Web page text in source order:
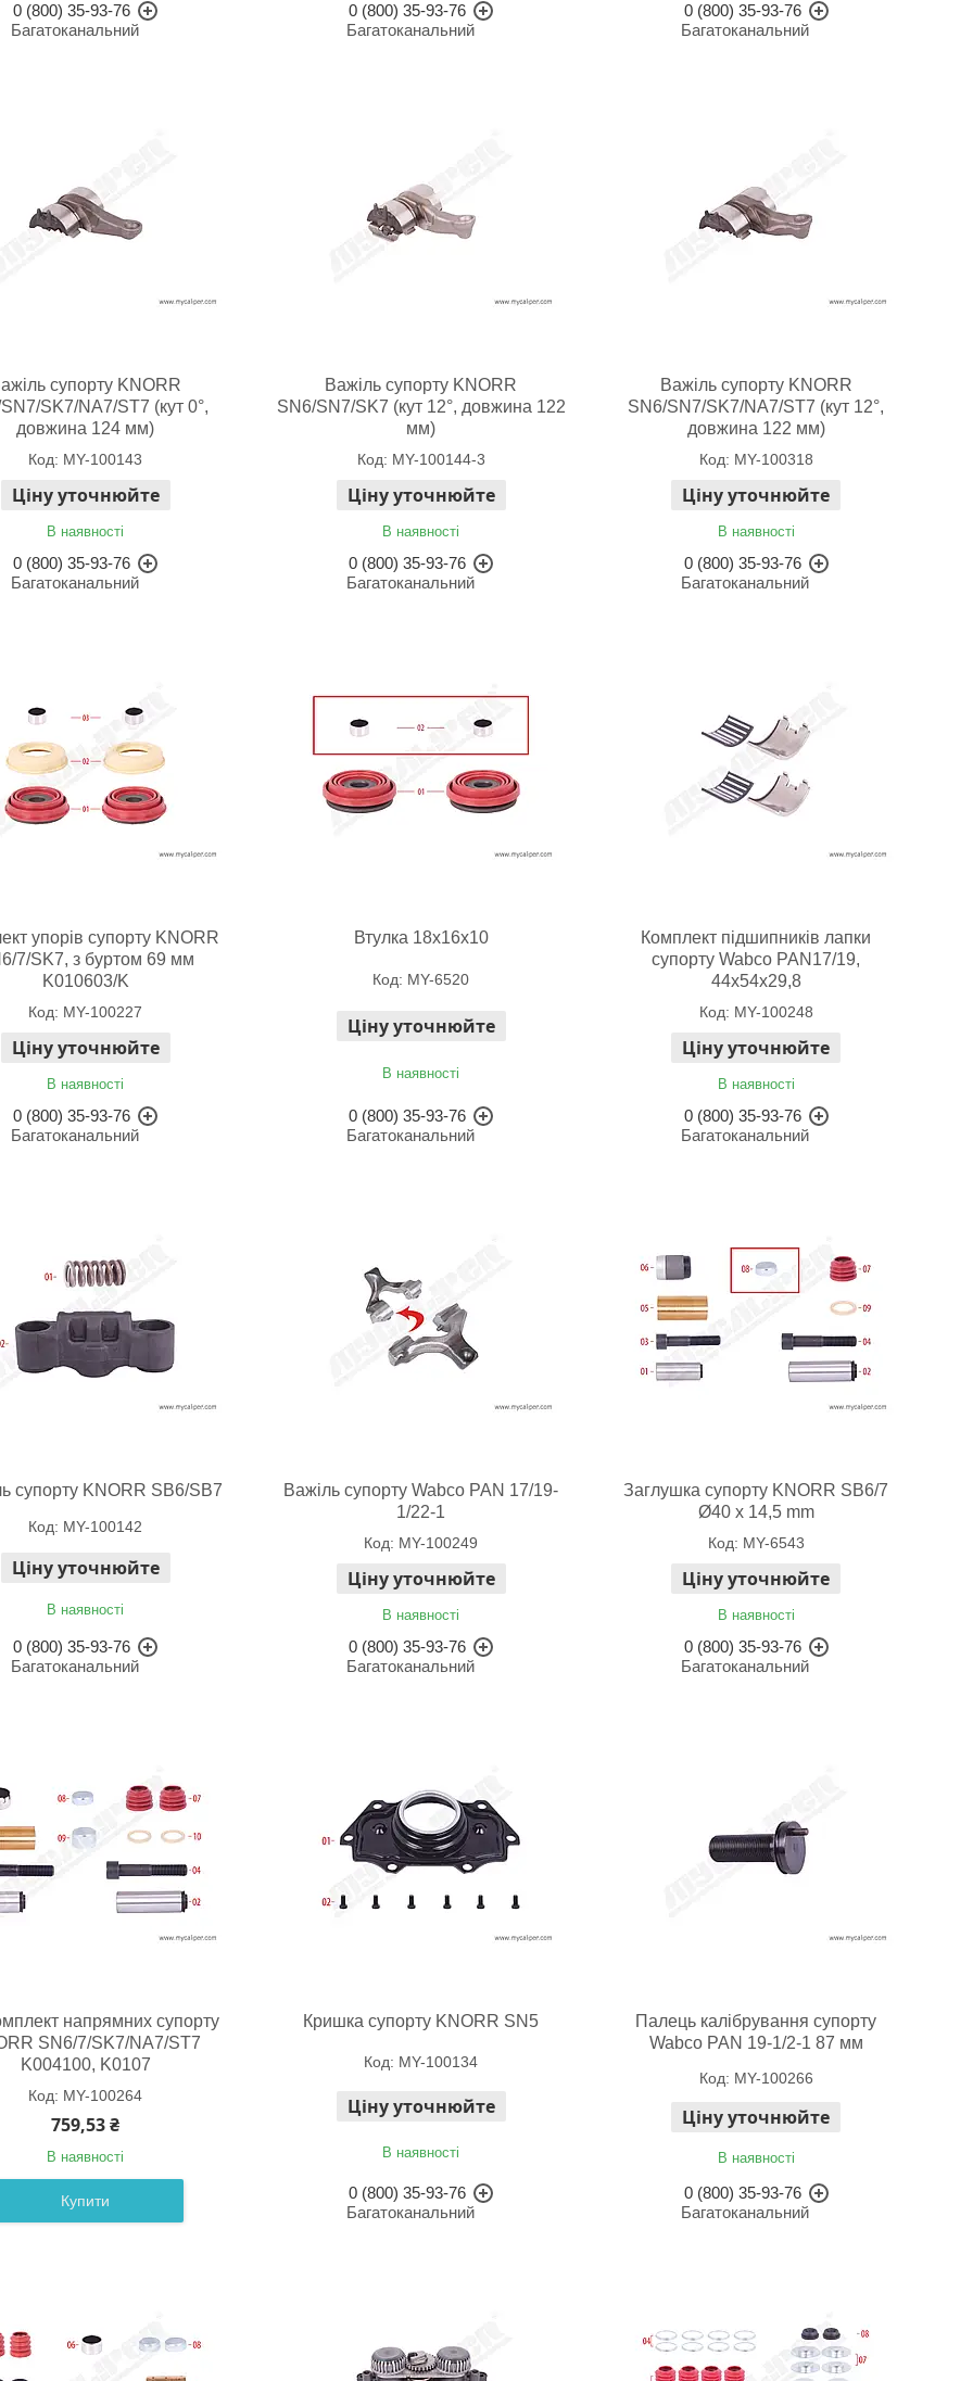
0 (800) 35-93-76
Багатоканальний
0 (800) 35-93-76
Багатоканальний
0 (800) 35-93-76
Багатоканальний
супорту KNORR
SK7/NA7/ST7 (кут 0°,
довжина 124 мм)
MY-100143
Ціну уточнюйте
В наявності
0 (800) 35-93-76
Багатоканальний
Важіль супорту KNORR
SN6/SN7/SK7 (кут 12°, довжина 122
мм)
MY-100144-3
Ціну уточнюйте
В наявності
0 (800) 35-93-76
Багатоканальний
Важіль супорту KNORR
SN6/SN7/SK7/NA7/ST7 (кут 12°,
довжина 122 мм)
MY-100318
Ціну уточнюйте
В наявності
0 (800) 35-93-76
Багатоканальний
упорів супорту KNORR
7/SK7, з буртом 69 мм
K010603/K
MY-100227
Ціну уточнюйте
В наявності
0 (800) 35-93-76
Багатоканальний
Втулка 18х16х10
MY-6520
Ціну уточнюйте
В наявності
0 (800) 35-93-76
Багатоканальний
Комплект підшипників лапки
супорту Wabco PAN17/19,
44x54x29,8
MY-100248
Ціну уточнюйте
В наявності
0 (800) 35-93-76
Багатоканальний
супорту KNORR SB6/SB7
MY-100142
Ціну уточнюйте
В наявності
0 (800) 35-93-76
Багатоканальний
Важіль супорту Wabco PAN 17/19-
1/22-1
MY-100249
Ціну уточнюйте
В наявності
0 (800) 35-93-76
Багатоканальний
Заглушка супорту KNORR SB6/7
Ø40 x 14,5 mm
MY-6543
Ціну уточнюйте
В наявності
0 (800) 35-93-76
Багатоканальний
напрямних супорту
SN6/7/SK7/NA7/ST7
K004100, K0107
MY-100264
759,53 ₴
В наявності
Купити
Кришка супорту KNORR SN5
MY-100134
Ціну уточнюйте
В наявності
0 (800) 35-93-76
Багатоканальний
Палець калібрування супорту
Wabco PAN 19-1/2-1 87 мм
MY-100266
Ціну уточнюйте
В наявності
0 (800) 35-93-76
Багатоканальний